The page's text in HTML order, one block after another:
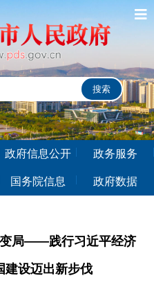
政府信息公开 政务服务
国务院信息 政府数据
变局——践行习近平经济
建设迈出新步伐